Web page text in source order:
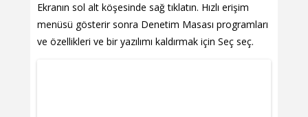
Ekranın sol alt köşesinde sağ tıklatın. Hızlı erişim
menüsü gösterir sonra Denetim Masası programları
ve özellikleri ve bir yazılımı kaldırmak için Seç seç.